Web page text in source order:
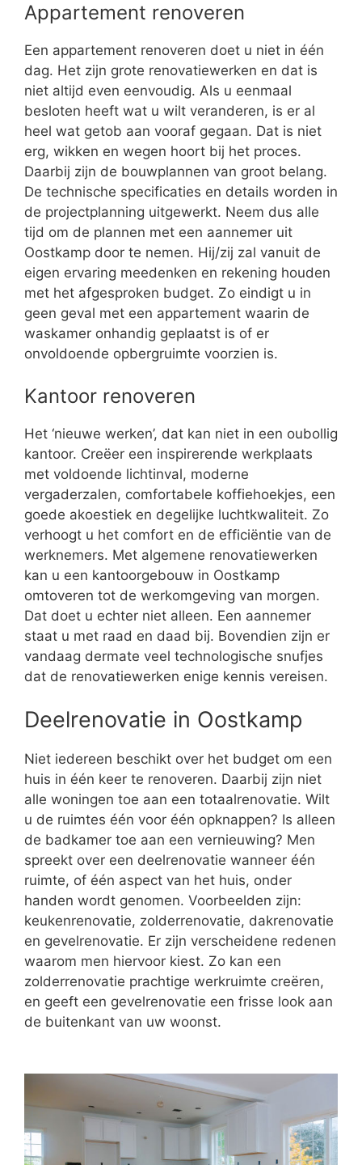
Appartement renoveren
Een appartement renoveren doet u niet in één
dag. Het zijn grote renovatiewerken en dat is
niet altijd even eenvoudig. Als u eenmaal
besloten heeft wat u wilt veranderen, is er al
heel wat getob aan vooraf gegaan. Dat is niet
erg, wikken en wegen hoort bij het proces.
Daarbij zijn de bouwplannen van groot belang.
De technische specificaties en details worden in
de projectplanning uitgewerkt. Neem dus alle
tijd om de plannen met een aannemer uit
Oostkamp door te nemen. Hij/zij zal vanuit de
eigen ervaring meedenken en rekening houden
met het afgesproken budget. Zo eindigt u in
geen geval met een appartement waarin de
waskamer onhandig geplaatst is of er
onvoldoende opbergruimte voorzien is.
Kantoor renoveren
Het ‘nieuwe werken’, dat kan niet in een oubollig
kantoor. Creëer een inspirerende werkplaats
met voldoende lichtinval, moderne
vergaderzalen, comfortabele koffiehoekjes, een
goede akoestiek en degelijke luchtkwaliteit. Zo
verhoogt u het comfort en de efficiëntie van de
werknemers. Met algemene renovatiewerken
kan u een kantoorgebouw in Oostkamp
omtoveren tot de werkomgeving van morgen.
Dat doet u echter niet alleen. Een aannemer
staat u met raad en daad bij. Bovendien zijn er
vandaag dermate veel technologische snufjes
dat de renovatiewerken enige kennis vereisen.
Deelrenovatie in Oostkamp
Niet iedereen beschikt over het budget om een
huis in één keer te renoveren. Daarbij zijn niet
alle woningen toe aan een totaalrenovatie. Wilt
u de ruimtes één voor één opknappen? Is alleen
de badkamer toe aan een vernieuwing? Men
spreekt over een deelrenovatie wanneer één
ruimte, of één aspect van het huis, onder
handen wordt genomen. Voorbeelden zijn:
keukenrenovatie, zolderrenovatie, dakrenovatie
en gevelrenovatie. Er zijn verscheidene redenen
waarom men hiervoor kiest. Zo kan een
zolderrenovatie prachtige werkruimte creëren,
en geeft een gevelrenovatie een frisse look aan
de buitenkant van uw woonst.